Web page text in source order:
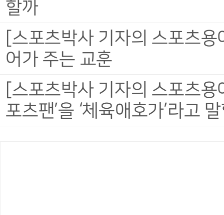
할까
[스포츠박사 기자의 스포츠
어가 주는 교훈
[스포츠박사 기자의 스포츠
포츠팬’을 ‘체육애호가’라고